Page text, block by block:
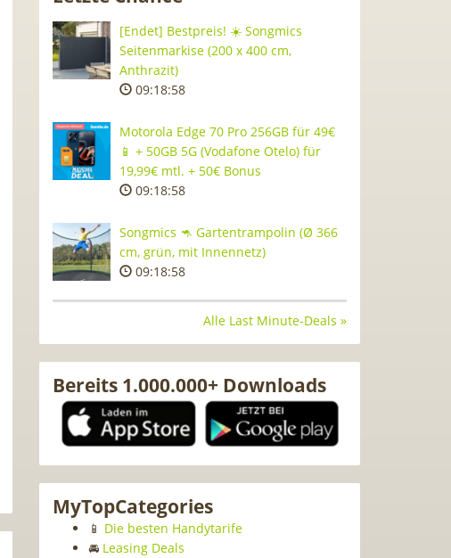
[Endet] Bestpreis! ☀️ Songmics
Seitenmarkise (200 x 400 cm,
Anthrazit)
09:18:57
Motorola Edge 70 Pro 256GB für 49€
📱 + 50GB 5G (Vodafone Otelo) für
19,99€ mtl. + 50€ Bonus
09:18:57
Songmics 🦘 Gartentrampolin (Ø 366
cm, grün, mit Innennetz)
09:18:57
Alle Last Minute-Deals »
Bereits 1.000.000+ Downloads
MyTopCategories
📱 Die besten Handytarife
🚘 Leasing Deals